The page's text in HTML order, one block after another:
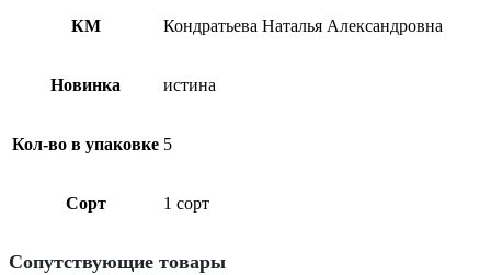
КМ Кондратьева Наталья Александровна
Новинка истина
Кол-во в упаковке 5
Сорт 1 сорт
Сопутствующие товары